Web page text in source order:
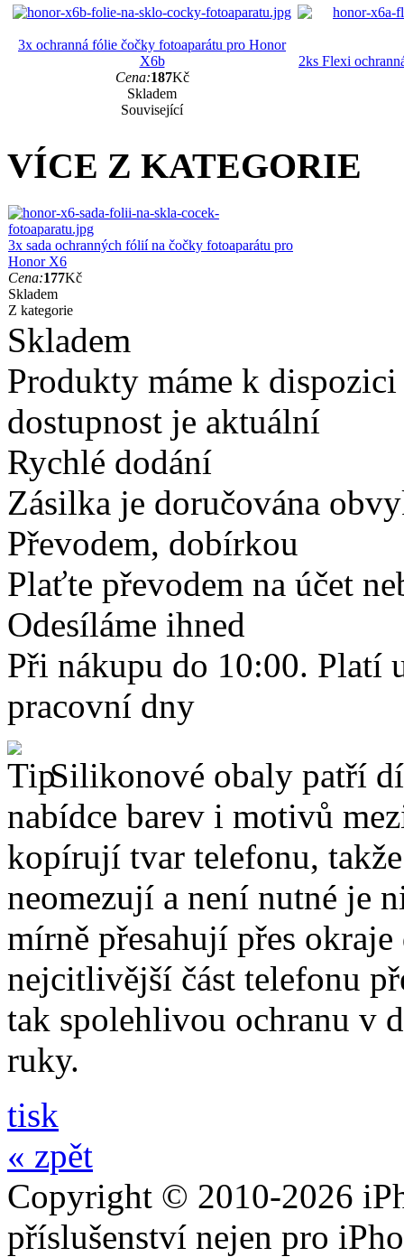
3x ochranná fólie čočky fotoaparátu pro Honor
X6b
Cena:187Kč
Skladem
Související
2ks Flexi
VÍCE Z KATEGORIE
3x sada ochranných fólií na čočky fotoaparátu pro
Honor X6
Cena:177Kč
Skladem
Z kategorie
Skladem
Produkty máme k
dostupnost je aktuální
Rychlé dodání
Zásilka je doručována
Převodem, dobírkou
Plaťte převodem na účet
Odesíláme ihned
Při nákupu do 10:00. Platí
pracovní dny
Silikonové obaly patří
nabídce barev i motivů
kopírují tvar telefonu,
neomezují a není nutné je
mírně přesahují přes
nejcitlivější část telefonu
tak spolehlivou ochranu v
ruky.
tisk
« zpět
Copyright © 2010-2026
příslušenství nejen pro